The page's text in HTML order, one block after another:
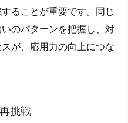
ることが重要です。 同じ
のパターンを把握し、対
が、応用力の向上につな
挑戦